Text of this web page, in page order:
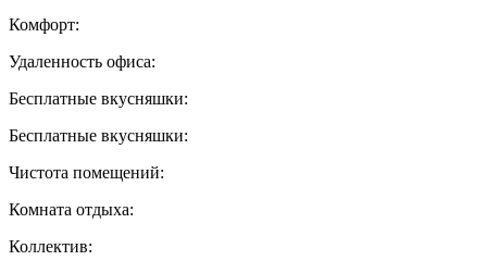
Комфорт:
Удаленность офиса:
Бесплатные вкусняшки:
Бесплатные вкусняшки:
Чистота помещений:
Комната отдыха:
Коллектив: